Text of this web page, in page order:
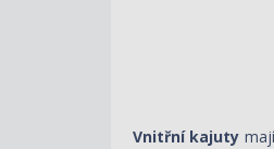
Vnitřní kajuty